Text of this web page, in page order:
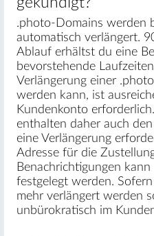
.photo-Domains werden
automatisch verlängert.
Ablauf erhältst du eine
bevorstehende
Verlängerung einer
werden kann, ist
Kundenkonto
enthalten daher auch
eine Verlängerung
Adresse für die
Benachrichtigungen
festgelegt werden.
mehr verlängert werden
unbürokratisch im